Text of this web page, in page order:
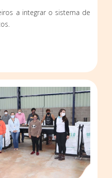
a integrar o sistema de